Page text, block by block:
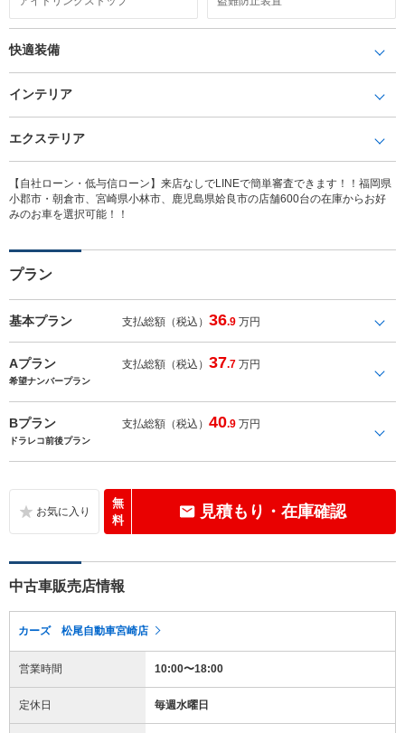
快適装備
インテリア
エクステリア
【自社ローン・低与信ローン】来店なしでLINEで簡単審査できます！！福岡県
小郡市・朝倉市、宮崎県小林市、鹿児島県姶良市の店舗600台の在庫からお好
みのお車を選択可能！！
プラン
基本プラン 支払総額（税込）36.9 万円
Aプラン 支払総額（税込）37.7 万円
希望ナンバープラン
Bプラン 支払総額（税込）40.9 万円
ドラレコ前後プラン
無
料
見積もり・在庫確認
中古車販売店情報
カーズ 松尾自動車宮崎店
営業時間 10:00〜18:00
定休日 毎週水曜日